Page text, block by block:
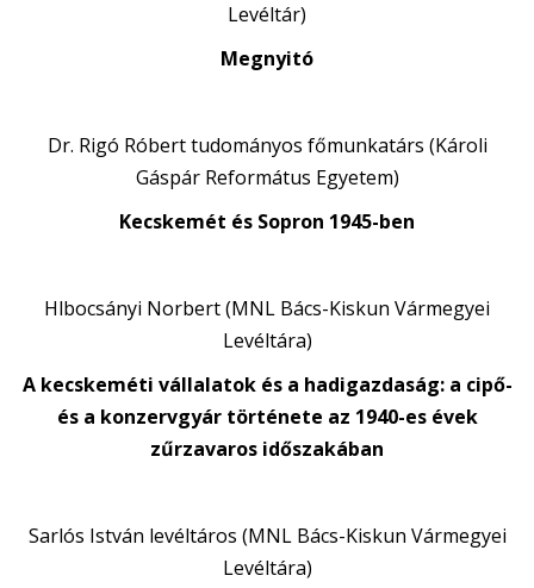
Levéltár)
Megnyitó
Dr. Rigó Róbert tudományos főmunkatárs (Károli
Gáspár Református Egyetem)
Kecskemét és Sopron 1945-ben
Hlbocsányi Norbert (MNL Bács-Kiskun Vármegyei
Levéltára)
A kecskeméti vállalatok és a hadigazdaság: a cipő-
és a konzervgyár története az 1940-es évek
zűrzavaros időszakában
Sarlós István levéltáros (MNL Bács-Kiskun Vármegyei
Levéltára)